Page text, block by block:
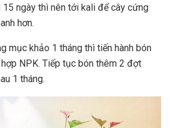
15 ngày thì nên tới kali để cây cứng
hơn.
mục khảo 1 tháng thì tiến hành bón
NPK. Tiếp tục bón thêm 2 đợt
1 tháng.